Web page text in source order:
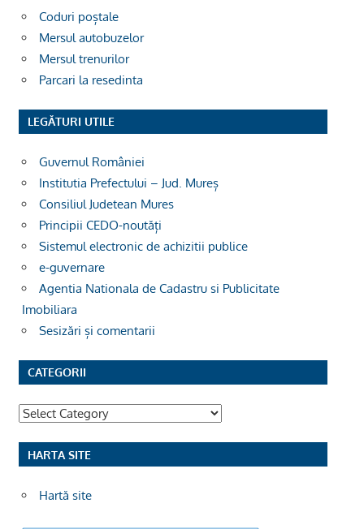
Coduri poștale
Mersul autobuzelor
Mersul trenurilor
Parcari la resedinta
LEGĂTURI UTILE
Guvernul României
Institutia Prefectului – Jud. Mureș
Consiliul Judetean Mures
Principii CEDO-noutăți
Sistemul electronic de achizitii publice
e-guvernare
Agentia Nationala de Cadastru si Publicitate
Imobiliara
Sesizări și comentarii
CATEGORII
Categorii
HARTA SITE
Hartă site